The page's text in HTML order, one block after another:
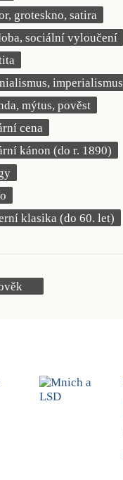
groteskno, satira
sociální vyloučení
imperialismus
mýtus, pověst
cena
kánon (do r. 1890)
klasika (do 60. let)